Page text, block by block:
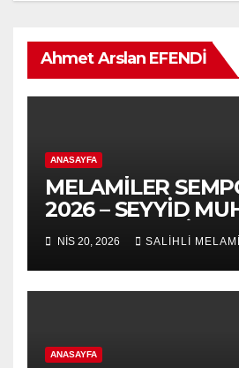
Ahmet Arslan EFENDİ
ANASAYFA
MELAMİLER
2026 – SEYYİD
NURUL-ARABİ
YILDÖNÜMÜ-
SÖYLEYİŞ PANEL
NIS 20, 2026 SALİHLİ
ANASAYFA